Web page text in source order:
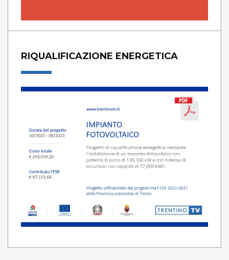
RIQUALIFICAZIONE ENERGETICA